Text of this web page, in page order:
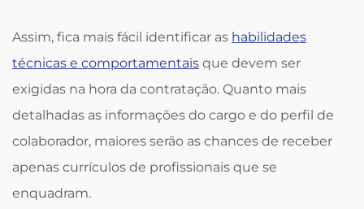
Assim, fica mais fácil identificar as habilidades
técnicas e comportamentais que devem ser
exigidas na hora da contratação. Quanto mais
detalhadas as informações do cargo e do perfil de
colaborador, maiores serão as chances de receber
apenas currículos de profissionais que se
enquadram.